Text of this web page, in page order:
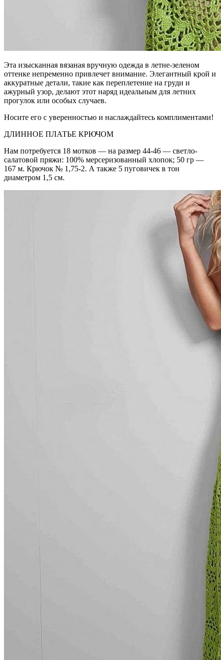
Эта изысканная вязаная вручную одежда в летне-зеленом
оттенке непременно привлечет внимание. Элегантный крой и
аккуратные детали, такие как переплетение на груди и
ажурный узор, делают этот наряд идеальным для летних
прогулок или особых случаев.
Носите его с уверенностью и наслаждайтесь комплиментами!
ДЛИННОЕ ПЛАТЬЕ КРЮЧОМ
Нам потребуется 18 мотков — на размер 44-46 — светло-
салатовой пряжи: 100% мерсеризованный хлопок; 50 гр —
167 м. Крючок № 1,75-2. А также 5 пуговичек в тон
диаметром 1,5 см.